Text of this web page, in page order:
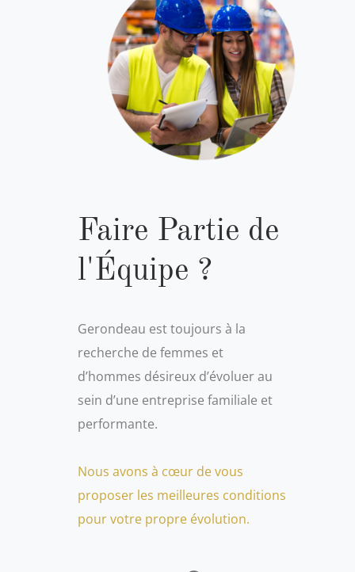
Faire Partie de
l'Équipe ?
Gerondeau est toujours à la
recherche de femmes et
d’hommes désireux d’évoluer au
sein d’une entreprise familiale et
performante.
Nous avons à cœur de vous
proposer les meilleures conditions
pour votre propre évolution.